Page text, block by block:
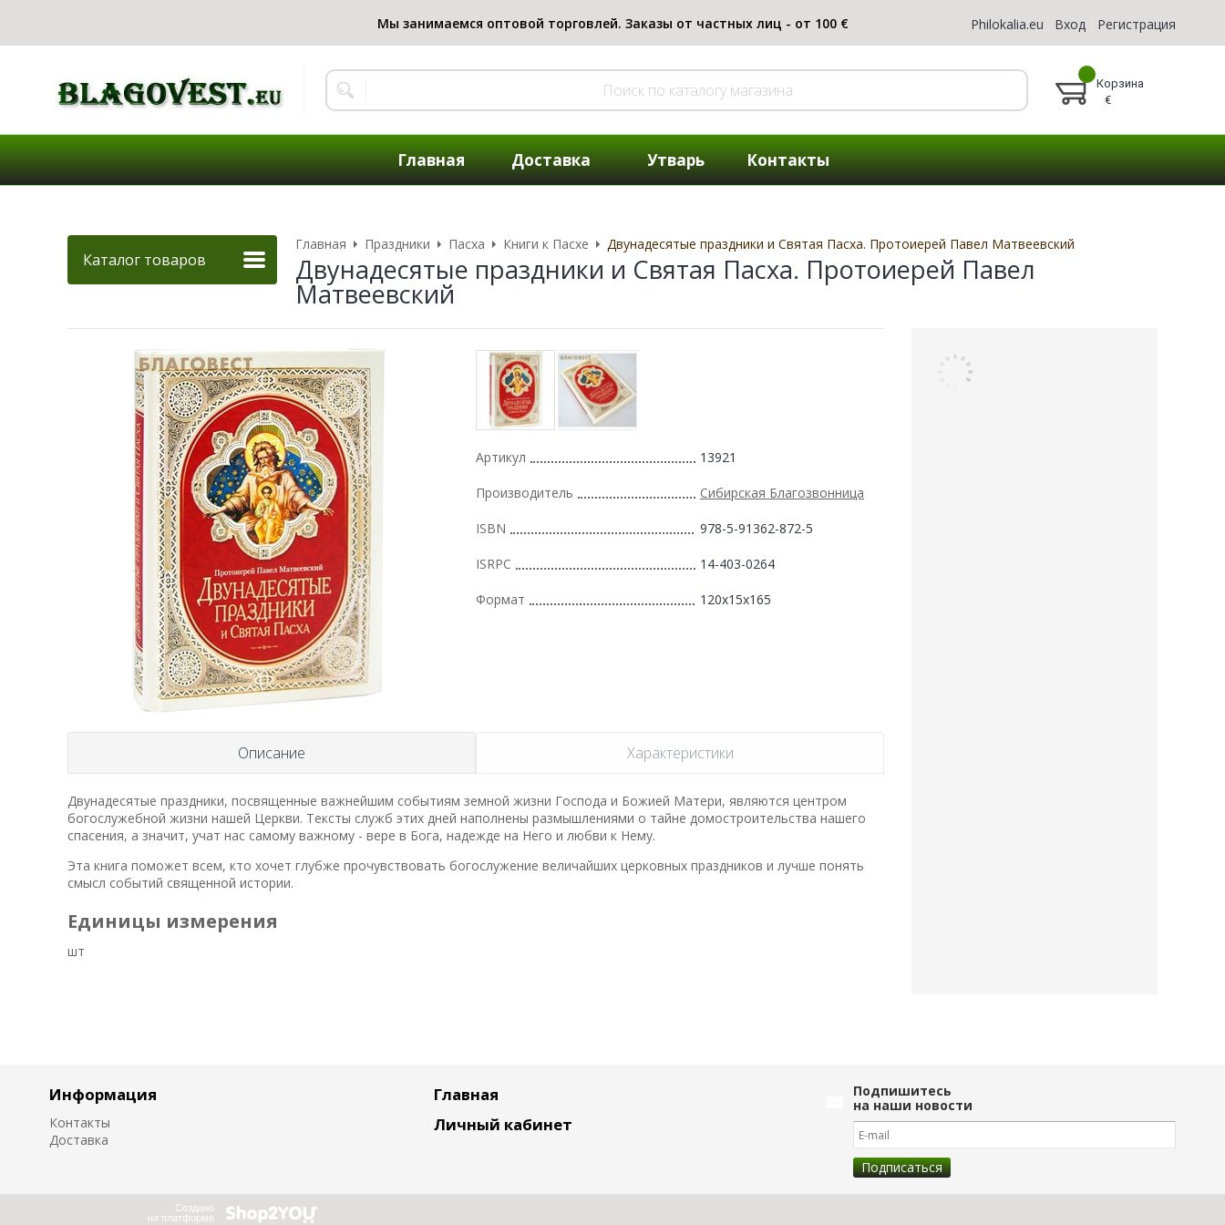
Philokalia.eu Вход Регистрация
Корзина
€
Главная Доставка Утварь Контакты
Каталог товаров
Главная Праздники Пасха Книги к Пасхе Двунадесятые праздники и Святая Пасха. Протоиерей Павел Матвеевский
Двунадесятые праздники и Святая Пасха. Протоиерей Павел
Матвеевский
Артикул 13921
Производитель Сибирская Благозвонница
ISBN 978-5-91362-872-5
ISRPC 14-403-0264
Формат 120x15x165
Описание Характеристики
Двунадесятые праздники, посвященные важнейшим событиям земной жизни Господа и Божией Матери, являются центром
богослужебной жизни нашей Церкви. Тексты служб этих дней наполнены размышлениями о тайне домостроительства нашего
спасения, а значит, учат нас самому важному - вере в Бога, надежде на Него и любви к Нему.
Эта книга поможет всем, кто хочет глубже прочувствовать богослужение величайших церковных праздников и лучше понять
смысл событий священной истории.
Единицы измерения
шт
Информация
Контакты
Доставка
Главная
Личный кабинет
Подпишитесь
на наши новости
Создано
на платформе